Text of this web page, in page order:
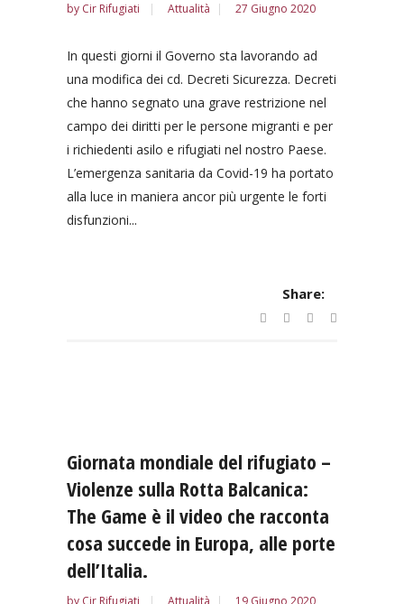
by Cir Rifugiati Attualità 27 Giugno 2020
In questi giorni il Governo sta lavorando ad
una modifica dei cd. Decreti Sicurezza. Decreti
che hanno segnato una grave restrizione nel
campo dei diritti per le persone migranti e per
i richiedenti asilo e rifugiati nel nostro Paese.
L’emergenza sanitaria da Covid-19 ha portato
alla luce in maniera ancor più urgente le forti
disfunzioni...
Share:
Giornata mondiale del rifugiato –
Violenze sulla Rotta Balcanica:
The Game è il video che racconta
cosa succede in Europa, alle porte
dell’Italia.